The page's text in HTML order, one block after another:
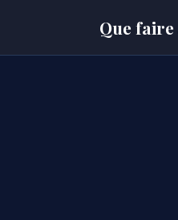
Que faire